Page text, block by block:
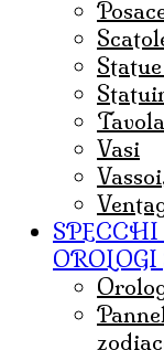
tavola
vasi
SPECCHI SPECCHIERE SOLI E
pannelli e specchi con divinita e